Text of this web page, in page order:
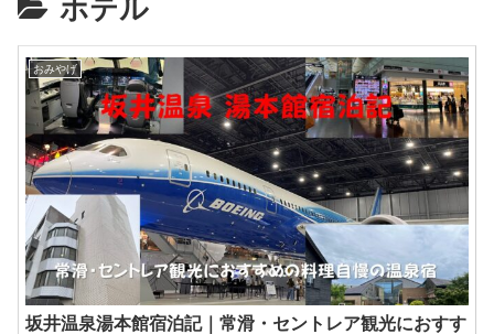
ホテル
おみやげ
坂井温泉湯本館宿泊記｜常滑・セントレア観光におすす